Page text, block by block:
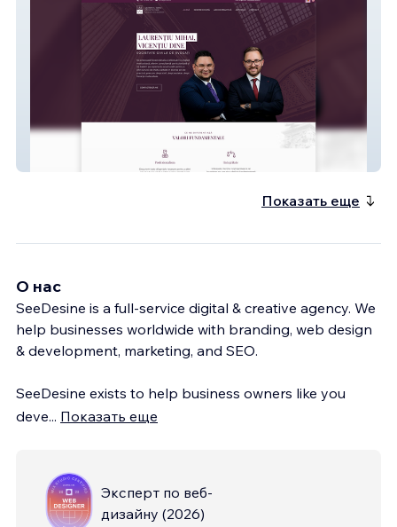
Показать еще
О нас
SeeDesine is a full-service digital & creative agency. We
help businesses worldwide with branding, web design
& development, marketing, and SEO.
SeeDesine exists to help business owners like you
deve... Показать еще
Эксперт по веб-
дизайну (2026)